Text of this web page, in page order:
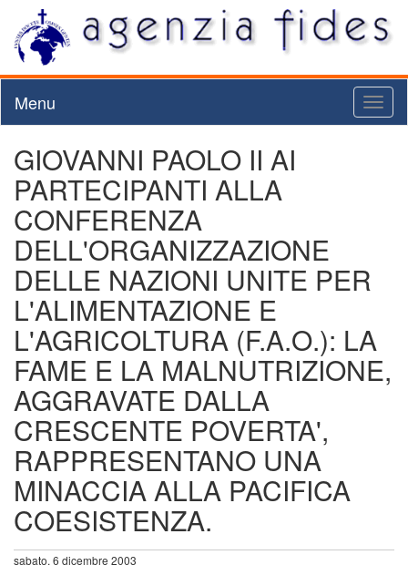
Menu
GIOVANNI PAOLO II AI
PARTECIPANTI ALLA
CONFERENZA
DELL'ORGANIZZAZIONE
DELLE NAZIONI UNITE PER
L'ALIMENTAZIONE E
L'AGRICOLTURA (F.A.O.): LA
FAME E LA MALNUTRIZIONE,
AGGRAVATE DALLA
CRESCENTE POVERTA',
RAPPRESENTANO UNA
MINACCIA ALLA PACIFICA
COESISTENZA.
sabato, 6 dicembre 2003